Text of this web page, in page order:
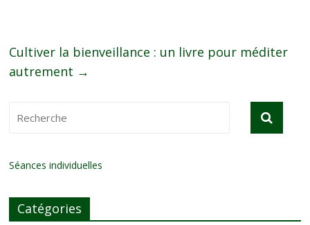
Cultiver la bienveillance : un livre pour méditer
autrement →
Séances individuelles
Catégories